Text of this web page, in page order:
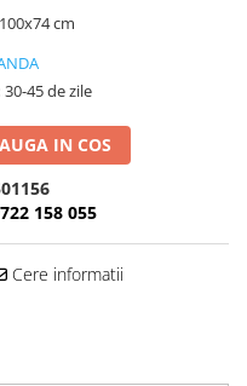
cm
30-45 de zile
IN COS
158 055
Cere informatii